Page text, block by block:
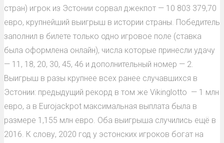
стран) игрок из Эстонии сорвал джекпот — 10 803 379,70
евро, крупнейший выигрыш в истории страны. Победитель
заполнил в билете только одно игровое поле (ставка
была оформлена онлайн), числа которые принесли удачу
— 11, 18, 20, 30, 45, 46 и дополнительный номер — 2.
Выигрыш в разы крупнее всех ранее случавшихся в
Эстонии: предыдущий рекорд в том же Vikinglotto — 1 млн
евро, а в Eurojackpot максимальная выплата была в
размере 1,155 млн евро. Оба выигрыша случились ещё в
2016. К слову, 2020 год у эстонских игроков богат на